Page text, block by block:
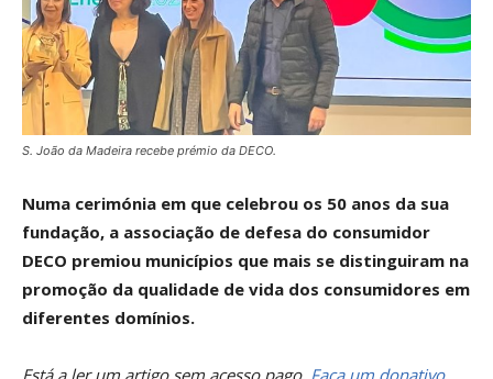
S. João da Madeira recebe prémio da DECO.
Numa cerimónia em que celebrou os 50 anos da sua
fundação, a associação de defesa do consumidor
DECO premiou municípios que mais se distinguiram na
promoção da qualidade de vida dos consumidores em
diferentes domínios.